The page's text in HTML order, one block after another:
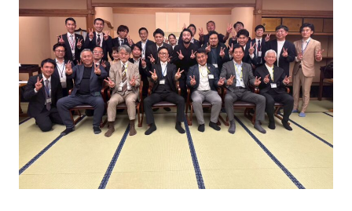
一覧を見る
HAPPY BURGER
アグリベンチャー
JOC LAB
JOC ビジネススクール
KYO＋
Hatch & Evolve（ハチエ
ボ）